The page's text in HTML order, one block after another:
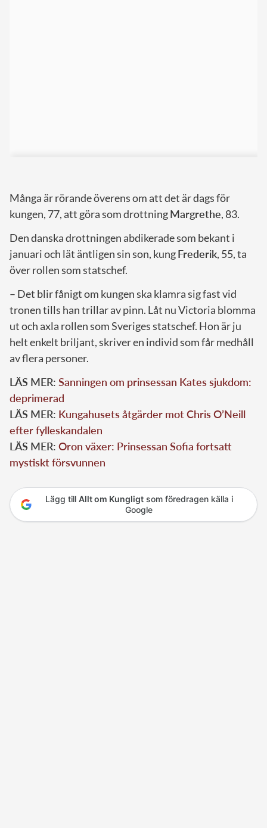
Många är rörande överens om att det är dags för
kungen, 77, att göra som drottningMargrethe, 83.
Den danska drottningen abdikerade som bekant i
januari och lät äntligen sin son, kungFrederik, 55, ta
över rollen som statschef.
– Det blir fånigt om kungen ska klamra sig fast vid
tronen tills han trillar av pinn. Låt nu Victoria blomma
ut och axla rollen som Sveriges statschef. Hon är ju
helt enkelt briljant, skriver en individ som får medhåll
av flera personer.
LÄS MER: Sanningen om prinsessan Kates sjukdom:
deprimerad
LÄS MER: Kungahusets åtgärder mot Chris O’Neill
efter fylleskandalen
LÄS MER: Oron växer: Prinsessan Sofia fortsatt
mystiskt försvunnen
Lägg till Allt om Kungligtsom föredragen källa i
Google